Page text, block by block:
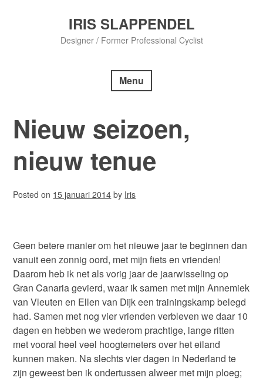
IRIS SLAPPENDEL
Designer / Former Professional Cyclist
Menu
Nieuw seizoen,
nieuw tenue
Posted on 15 januari 2014 by Iris
Geen betere manier om het nieuwe jaar te beginnen dan
vanuit een zonnig oord, met mijn fiets en vrienden!
Daarom heb ik net als vorig jaar de jaarwisseling op
Gran Canaria gevierd, waar ik samen met mijn Annemiek
van Vleuten en Ellen van Dijk een trainingskamp belegd
had. Samen met nog vier vrienden verbleven we daar 10
dagen en hebben we wederom prachtige, lange ritten
met vooral heel veel hoogtemeters over het eiland
kunnen maken. Na slechts vier dagen in Nederland te
zijn geweest ben ik ondertussen alweer met mijn ploeg;